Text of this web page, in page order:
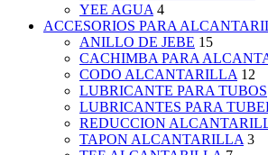
YEE AGUA 4
ACCESORIOS PARA
ANILLO DE JEBE 15
CACHIMBA PARA
CODO ALCANTARILLA 12
LUBRICANTE PARA TUBOS
LUBRICANTES PARA
REDUCCION
TAPON ALCANTARILLA 3